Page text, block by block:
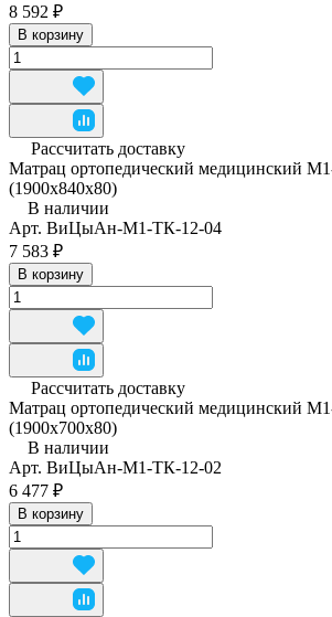
8 592 ₽
В корзину
Рассчитать доставку
Матрац ортопедический медицинский
(1900x840x80)
В наличии
Арт. ВиЦыАн-М1-ТК-12-04
7 583 ₽
В корзину
Рассчитать доставку
Матрац ортопедический медицинский
(1900х700х80)
В наличии
Арт. ВиЦыАн-М1-ТК-12-02
6 477 ₽
В корзину